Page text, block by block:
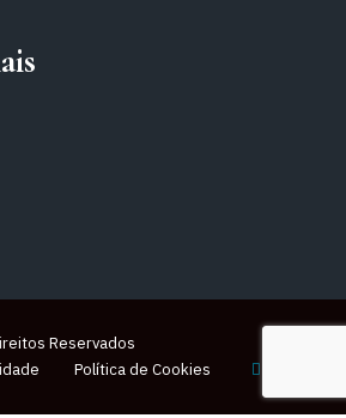
Reservados
Política de Cookies